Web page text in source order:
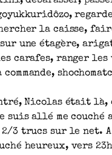
goyukkuridôzo,
la caisse,
une étagère,
carafes, ranger les
Nicolas était là,
suis allé me couché
3 trucs sur le net. A
heureux, vers